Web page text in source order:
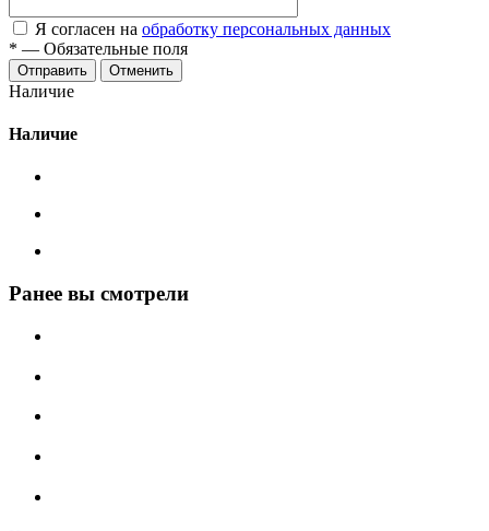
Я согласен на обработку персональных данных
* — Обязательные поля
Отменить
Наличие
Наличие
Ранее вы смотрели